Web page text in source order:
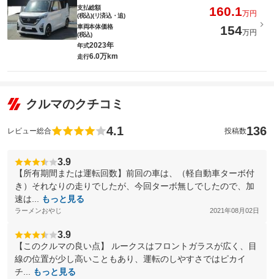
支払総額
(税込)(リ済込・追)
160.1万円
車両本体価格
(税込)
154万円
年式2023年
走行6.0万km
クルマのクチコミ
レビュー総合 4.1 投稿数136
3.9
【所有期間または運転回数】前回の車は、（軽自動車ターボ付
き）それなりの走りでしたが、今回ターボ無しでしたので、加
速は...
もっと見る
ラーメンおやじ 2021年08月02日
3.9
【このクルマの良い点】 ルークスはフロントガラスが広く、目
線の位置が少し高いこともあり、運転のしやすさではピカイ
チ...
もっと見る